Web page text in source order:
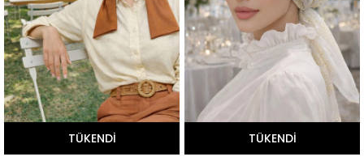
TÜKENDI TÜKENDI